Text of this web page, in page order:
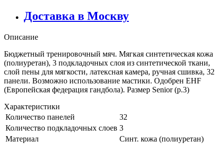
Доставка в Москву
Описание
Бюджетный тренировочный мяч. Мягкая синтетическая кожа
(полиуретан), 3 подкладочных слоя из синтетической ткани,
слой пены для мягкости, латексная камера, ручная сшивка, 32
панели. Возможно использование мастики. Одобрен EHF
(Европейская федерация гандбола). Размер Senior (р.3)
Характеристики
Количество панелей
32
Количество подкладочных слоев 3
Материал
Синт. кожа (полиуретан)